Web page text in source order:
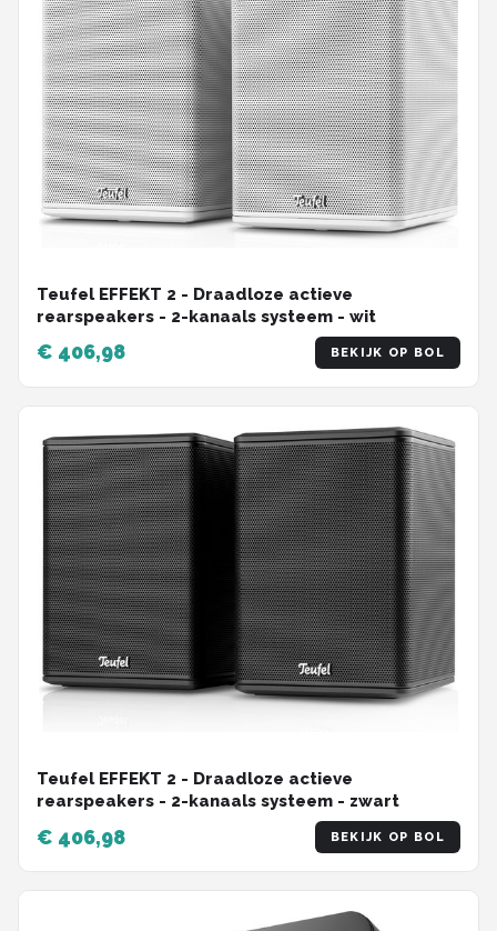
Teufel EFFEKT 2 - Draadloze actieve
rearspeakers - 2-kanaals systeem - wit
€ 406,98 BEKIJK OP BOL
Teufel EFFEKT 2 - Draadloze actieve
rearspeakers - 2-kanaals systeem - zwart
€ 406,98 BEKIJK OP BOL